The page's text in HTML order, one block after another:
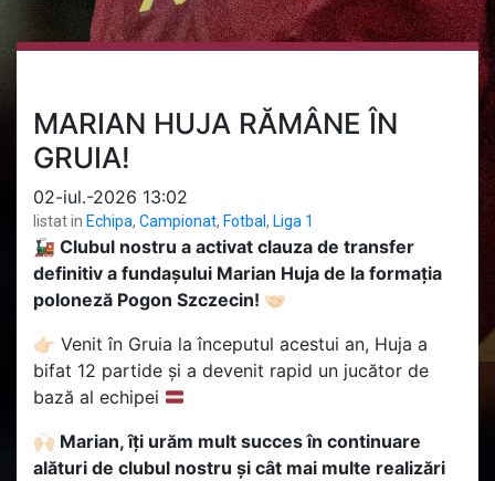
MARIAN HUJA RĂMÂNE ÎN
GRUIA!
02-iul.-2026 13:02
listat in Echipa, Campionat, Fotbal, Liga 1
🚂 Clubul nostru a activat clauza de transfer
definitiv a fundașului Marian Huja de la formația
poloneză Pogon Szczecin! 🤝🏻
👉🏻 Venit în Gruia la începutul acestui an, Huja a
bifat 12 partide și a devenit rapid un jucător de
bază al echipei
🙌🏻 Marian, îți urăm mult succes în continuare
alături de clubul nostru și cât mai multe realizări